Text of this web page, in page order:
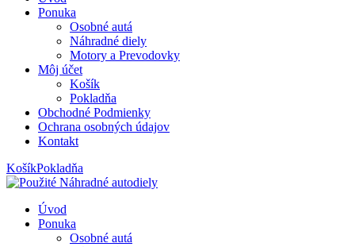
Ponuka
Osobné autá
Náhradné diely
Motory a Prevodovky
Môj účet
Košík
Pokladňa
Obchodné Podmienky
Ochrana osobných údajov
Kontakt
KošíkPokladňa
Úvod
Ponuka
Osobné autá